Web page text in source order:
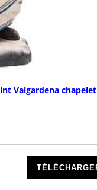
Valgardena chapelet